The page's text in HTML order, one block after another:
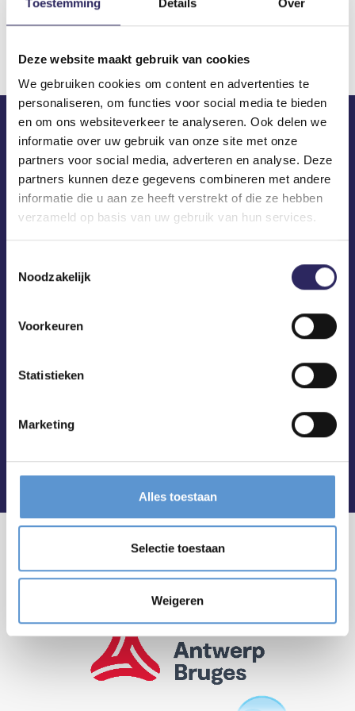
Deze website maakt gebruik van cookies
We gebruiken cookies om content en advertenties te
personaliseren, om functies voor social media te bieden
en om ons websiteverkeer te analyseren. Ook delen we
informatie over uw gebruik van onze site met onze
partners voor social media, adverteren en analyse. Deze
partners kunnen deze gegevens combineren met andere
informatie die u aan ze heeft verstrekt of die ze hebben
verzameld op basis van uw gebruik van hun services.
Noodzakelijk
Voorkeuren
Statistieken
Marketing
Alles toestaan
Selectie toestaan
Weigeren
Download
ECA in je mailbox?